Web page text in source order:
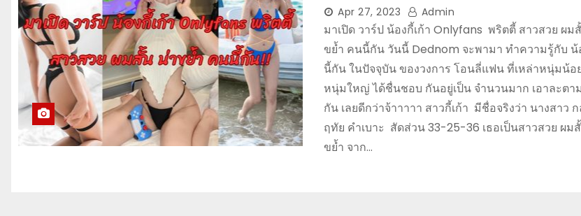
Apr 27, 2023 Admin
มาเปิด วาร์ป น้องกี้เก้า Onlyfans พริตตี้ สาวสวย ผม
ขย้ำ คนนี้กัน วันนี้ Dednom จะพามา ทำความรู้กับ
นี้กัน ในปัจจุบัน ของวงการ โอนลี่แฟน ที่เหล่าหนุ่มน้อ
หนุ่มใหญ่ ได้ชื่นชอบ กันอยู่เป็น จำนวนมาก เอาละตา
กัน เลยดีกว่าจ้าาาาา สาวกี้เก้า มีชื่อจริงว่า นางสาว
ฤทัย คำเบาะ สัดส่วน 33-25-36 เธอเป็นสาวสวย ผม
ขย้ำ จาก…